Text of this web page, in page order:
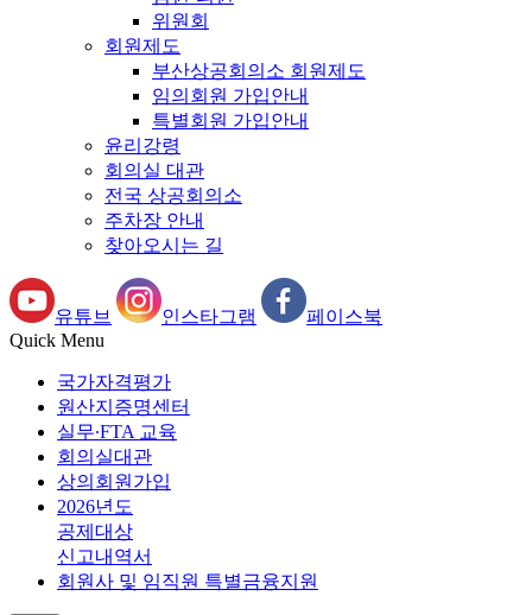
위원회
회원제도
부산상공회의소 회원제도
임의회원 가입안내
특별회원 가입안내
윤리강령
회의실 대관
전국 상공회의소
주차장 안내
찾아오시는 길
유튜브 인스타그램
페이스북
Quick Menu
국가자격평가
원산지증명센터
실무∙FTA 교육
회의실대관
상의회원가입
2026년도
공제대상
신고내역서
회원사 및 임직원 특별금융지원